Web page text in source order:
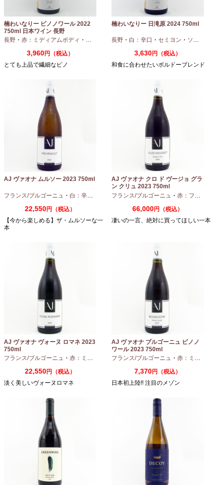
楠わいなりー ピノノワール 2022
750ml 日本ワイン 長野
長野 ・ 赤：ミディアムボディ ・ ピノノワール
3,960円（税込）
とても上品で繊細なピノ
楠わいなりー 日滝原 2024 750ml
長野 ・ 白：辛口 ・ セミヨン ・ ソーヴィニオンブラン
3,630円（税込）
和食に合わせたいボルドーブレンド
AJ ヴァオナ ムルソー 2023 750ml
フランス/ブルゴーニュ ・ 白：辛口 シャルドネ
22,550円（税込）
【今から楽しめる】ザ・ムルソーな一
本
AJ ヴァオナ クロ ド ヴージョ グラ
ン クリュ 2023 750ml
フランス/ブルゴーニュ ・ 赤：フルボディ
66,000円（税込）
凄いの一言、絶対に買ってほしい一本
AJ ヴァオナ ヴォーヌ ロマネ 2023
750ml
フランス/ブルゴーニュ ・ 赤：ミディアムボディ ・ピノノワール
22,550円（税込）
淡く美しいヴォーヌロマネ
AJ ヴァオナ ブルゴーニュ ピノノ
ワール 2023 750ml
フランス/ブルゴーニュ ・ 赤：ミディアムボディ
7,370円（税込）
日本初上陸!! 注目のメゾン